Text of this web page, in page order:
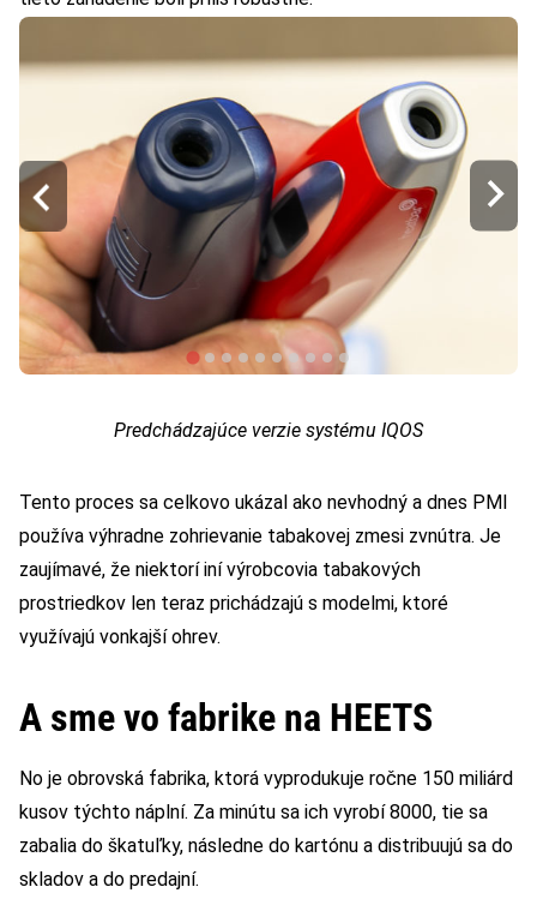
Predchádzajúce verzie systému IQOS
Tento proces sa celkovo ukázal ako nevhodný a dnes PMI
používa výhradne zohrievanie tabakovej zmesi zvnútra. Je
zaujímavé, že niektorí iní výrobcovia tabakových
prostriedkov len teraz prichádzajú s modelmi, ktoré
využívajú vonkajší ohrev.
A sme vo fabrike na HEETS
No je obrovská fabrika, ktorá vyprodukuje ročne 150 miliárd
kusov týchto náplní. Za minútu sa ich vyrobí 8000, tie sa
zabalia do škatuľky, následne do kartónu a distribuujú sa do
skladov a do predajní.